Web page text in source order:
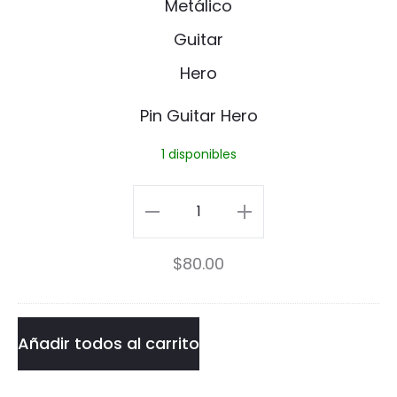
n
G
t
r
H
e
o
Pin Guitar Hero
1 disponibles
Pin
Guitar
Hero
cantidad
$80.00
Añadir todos al carrito